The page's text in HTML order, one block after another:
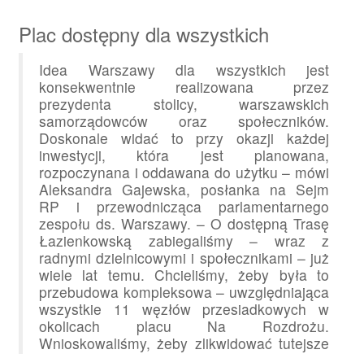
Plac dostępny dla wszystkich
Idea Warszawy dla wszystkich jest
konsekwentnie realizowana przez
prezydenta stolicy, warszawskich
samorządowców oraz społeczników.
Doskonale widać to przy okazji każdej
inwestycji, która jest planowana,
rozpoczynana i oddawana do użytku – mówi
Aleksandra Gajewska, posłanka na Sejm
RP i przewodnicząca parlamentarnego
zespołu ds. Warszawy. – O dostępną Trasę
Łazienkowską zabiegaliśmy – wraz z
radnymi dzielnicowymi i społecznikami – już
wiele lat temu. Chcieliśmy, żeby była to
przebudowa kompleksowa – uwzględniająca
wszystkie 11 węzłów przesiadkowych w
okolicach placu Na Rozdrożu.
Wnioskowaliśmy, żeby zlikwidować tutejsze